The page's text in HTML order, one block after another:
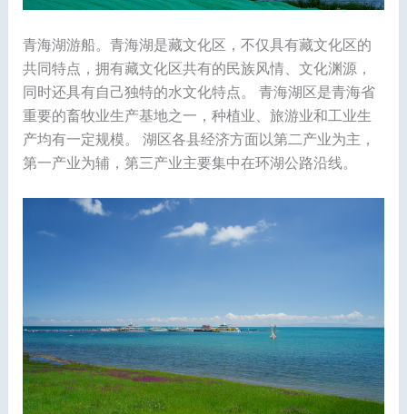
青海湖游船。青海湖是藏文化区，不仅具有藏文化区的
共同特点，拥有藏文化区共有的民族风情、文化渊源，
同时还具有自己独特的水文化特点。 青海湖区是青海省
重要的畜牧业生产基地之一，种植业、旅游业和工业生
产均有一定规模。 湖区各县经济方面以第二产业为主，
第一产业为辅，第三产业主要集中在环湖公路沿线。